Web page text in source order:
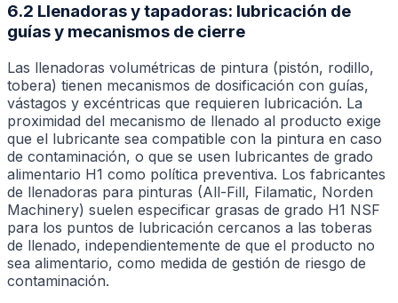
6.2 Llenadoras y tapadoras: lubricación de
guías y mecanismos de cierre
Las llenadoras volumétricas de pintura (pistón, rodillo,
tobera) tienen mecanismos de dosificación con guías,
vástagos y excéntricas que requieren lubricación. La
proximidad del mecanismo de llenado al producto exige
que el lubricante sea compatible con la pintura en caso
de contaminación, o que se usen lubricantes de grado
alimentario H1 como política preventiva. Los fabricantes
de llenadoras para pinturas (All-Fill, Filamatic, Norden
Machinery) suelen especificar grasas de grado H1 NSF
para los puntos de lubricación cercanos a las toberas
de llenado, independientemente de que el producto no
sea alimentario, como medida de gestión de riesgo de
contaminación.